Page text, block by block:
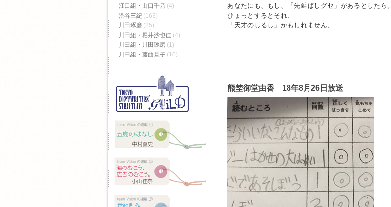
あなたにも、もし、「先延ばしグセ」があるとしたら。
ひょっとするとそれ、
「天才のしるし」かもしれません。
熊埜御堂由香 18年8月26日放送
江口組・山口千乃 (4)
渋谷三紀 (163)
川田琢磨 (25)
川田組・堀井沙也佳 (4)
川田組・川田琢磨 (1)
川田組・藤曲旦子 (10)